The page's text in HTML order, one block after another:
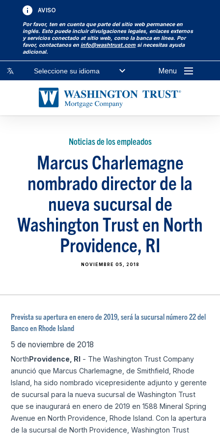
AVISO
Por favor, ten en cuenta que parte del sitio web permanece en
inglés. Esto puede incluir divulgaciones legales, enlaces externos
y servicios conectado at sitio web, como la banca en línea. Por
favor, contactanos eninfo@washtrust.com si necesitas ayuda
adicional.
Seleccione su idioma Menu
Noticias de los empleados
Marcus Charlemagne
nombrado director de la
nueva sucursal de
Washington Trust en North
Providence, RI
NOVIEMBRE 05, 2018
Prevista su apertura en enero de 2019, será la sucursal número 22 del
Banco en Rhode Island
5 de noviembre de 2018
NorthProvidence, RI - The Washington Trust Company
anunció que Marcus Charlemagne, de Smithfield, Rhode
Island, ha sido nombrado vicepresidente adjunto y gerente
de sucursal para la nueva sucursal de Washington Trust
que se inaugurará en enero de 2019 en 1588 Mineral Spring
Avenue en North Providence, Rhode Island. Con la apertura
de la sucursal de North Providence, Washington Trust